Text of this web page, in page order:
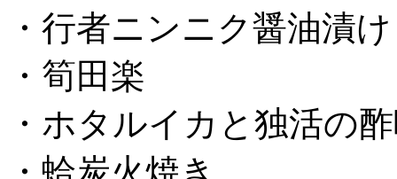
・行者ニンニク醤油漬け
・筍田楽
・ホタルイカと独活の
・蛤炭火焼き